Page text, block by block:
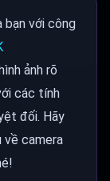
bạn với công
ảnh rõ
các tính
đối. Hãy
về camera